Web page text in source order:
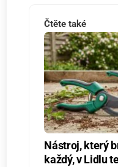
Čtěte také
Nástroj, který
každý, v Lidlu